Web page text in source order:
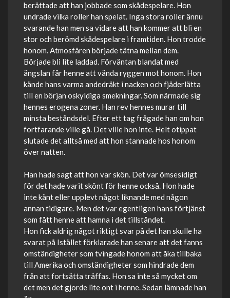
berättade att han jobbade som skådespelare. Hon
undrade vilka roller han spelat. Inga stora roller ännu
svarande han men sa vidare att han kommer att bli en
stor och berömd skådespelare i framtiden. Hon trodde
honom. Atmosfären började tätna mellan dem.
Började bli lite laddad. Förväntan blandat med
ängslan får henne att vända ryggen mot honom. Hon
kände hans varma andedräkt i nacken och fjäderlätta
till en början oskyldiga smekningar. Som närmade sig
hennes erogena zoner. Han rev hennes murar till
minsta beståndsdel. Efter ett tag frågade han om hon
fortfarande ville gå. Det ville hon inte. Helt otippat
slutade det alltså med att hon stannade hos honom
över natten.
Han hade sagt att hon var skön. Det var ömsesidigt
för det hade varit skönt för henne också. Hon hade
inte känt eller upplevt något liknande med någon
annan tidigare. Men det var egentligen hans förtjänst
som fått henne att hamna i det tillståndet.
Hon fick aldrig något riktigt svar på det han skulle ha
svarat på Istället förklarade han senare att det fanns
omständigheter som tvingade honom att åka tillbaka
till Amerika och omständigheter som hindrade dem
från att fortsätta träffas. Hon sa inte så mycket om
det men det gjorde lite ont i henne. Sedan lämnade han